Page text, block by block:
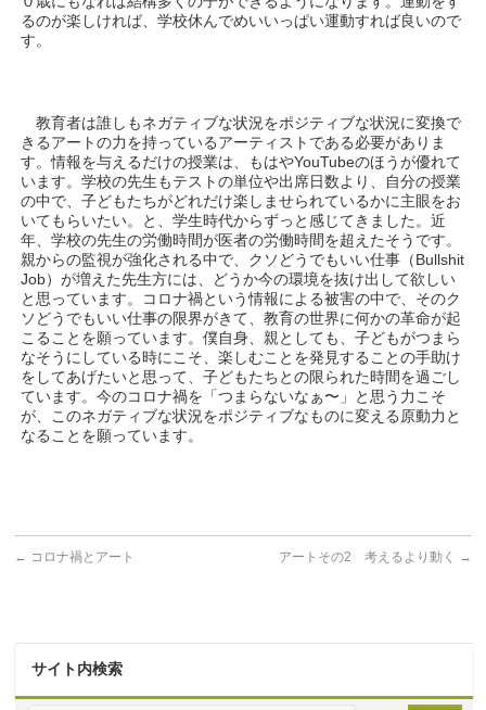
るのが楽しければ、学校休んでめいいっぱい運動すれば良いので
す。
教育者は誰しもネガティブな状況をポジティブな状況に変換で
きるアートの力を持っているアーティストである必要がありま
す。情報を与えるだけの授業は、もはやYouTubeのほうが優れて
います。学校の先生もテストの単位や出席日数より、自分の授業
の中で、子どもたちがどれだけ楽しませられているかに主眼をお
いてもらいたい。と、学生時代からずっと感じてきました。近
年、学校の先生の労働時間が医者の労働時間を超えたそうです。
親からの監視が強化される中で、クソどうでもいい仕事（Bullshit
Job）が増えた先生方には、どうか今の環境を抜け出して欲しい
と思っています。コロナ禍という情報による被害の中で、そのク
ソどうでもいい仕事の限界がきて、教育の世界に何かの革命が起
こることを願っています。僕自身、親としても、子どもがつまら
なそうにしている時にこそ、楽しむことを発見することの手助け
をしてあげたいと思って、子どもたちとの限られた時間を過ごし
ています。今のコロナ禍を「つまらないなぁ〜」と思う力こそ
が、このネガティブな状況をポジティブなものに変える原動力と
なることを願っています。
← コロナ禍とアート アートその2 考えるより動く →
サイト内検索